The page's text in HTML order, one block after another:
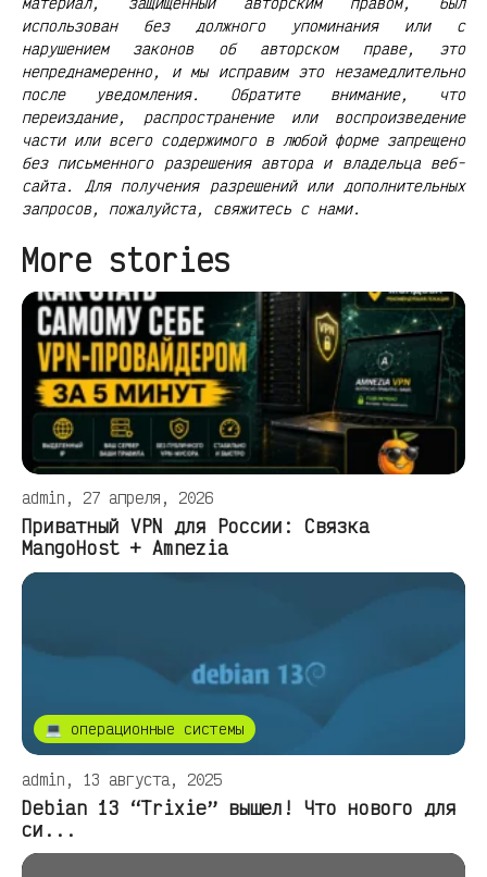
использован без должного упоминания или с
нарушением законов об авторском праве, это
непреднамеренно, и мы исправим это незамедлительно
после уведомления. Обратите внимание, что
переиздание, распространение или воспроизведение
части или всего содержимого в любой форме запрещено
без письменного разрешения автора и владельца веб-
сайта. Для получения разрешений или дополнительных
запросов, пожалуйста, свяжитесь с нами.
More stories
admin, 27 апреля, 2026
Приватный VPN для России: Связка
MangoHost + Amnezia
💻 операционные системы
admin, 13 августа, 2025
Debian 13 “Trixie” вышел! Что нового для
си...